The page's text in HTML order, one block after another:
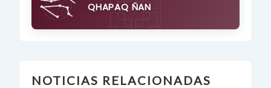
QHAPAQ ÑAN
NOTICIAS RELACIONADAS